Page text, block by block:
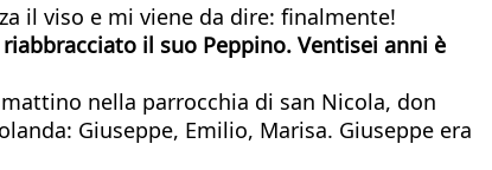
il viso e mi viene da dire: finalmente!
il suo Peppino. Ventisei anni è
nella parrocchia di san Nicola, don
Giuseppe, Emilio, Marisa. Giuseppe era